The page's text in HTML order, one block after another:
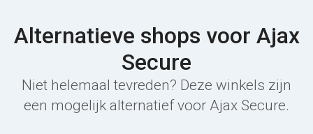
Alternatieve shops voor Ajax
Secure
Niet helemaal tevreden? Deze winkels zijn
een mogelijk alternatief voor Ajax Secure.